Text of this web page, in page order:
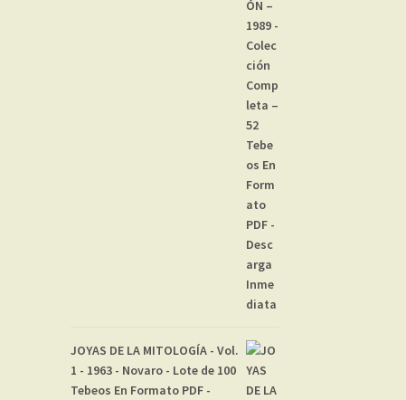
JOYAS DE LA MITOLOGÍA - Vol.
1 - 1963 - Novaro - Lote de 100
Tebeos En Formato PDF -